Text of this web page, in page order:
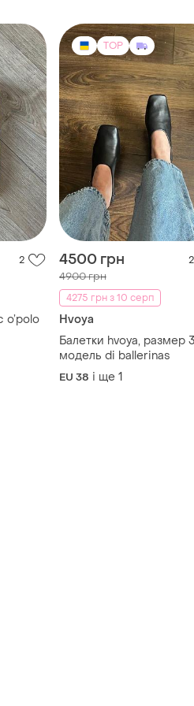
2
o’polo
TOP
4500 грн 2
4900 грн
4275 грн з 10 серп
Hvoya
Балетки hvoya, размер
модель di ballerinas
EU 38 і ще 1